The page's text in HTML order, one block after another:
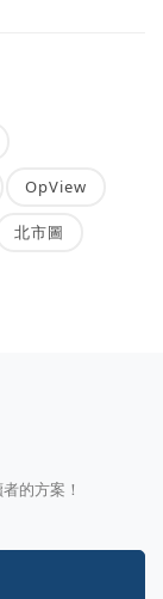
OpView
北市圖
的方案！